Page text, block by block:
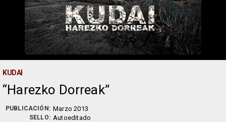
KUDAI
Harezko Dorreak
PUBLICACIÓN: Marzo 2013
SELLO: Autoeditado